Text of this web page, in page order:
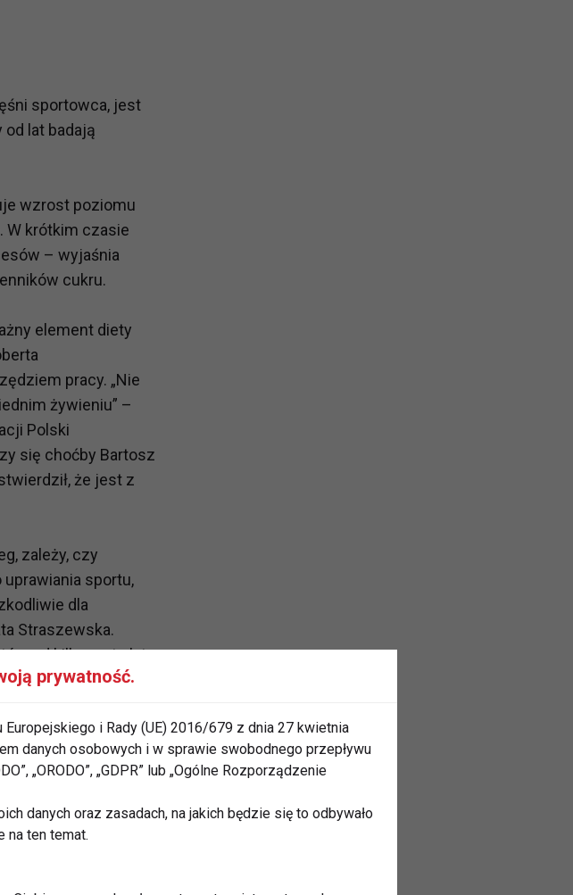
sportowca, jest
od lat badają
wzrost poziomu
W krótkim czasie
– wyjaśnia
cukru.
element diety
pracy. „Nie
żywieniu” –
Polski
się choćby Bartosz
że jest z
zależy, czy
sportu,
dla
Straszewska.
od kilkunastu lat
jest toksyczny
dla mózgu, co
decyzji,
każdego
nastrojów, a w
zwiększa
amatorom
prywatność.
i Rady (UE) 2016/679 z dnia 27 kwietnia
danych osobowych i w sprawie swobodnego przepływu
„ORODO”, „GDPR” lub „Ogólne Rozporządzenie
danych oraz zasadach, na jakich będzie się to odbywało
na ten temat.